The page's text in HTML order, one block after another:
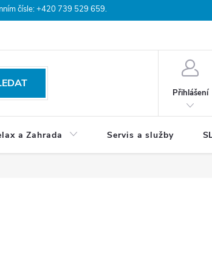
čísle: +420 739 529 659.
Přihlášení
a Zahrada Servis a služby